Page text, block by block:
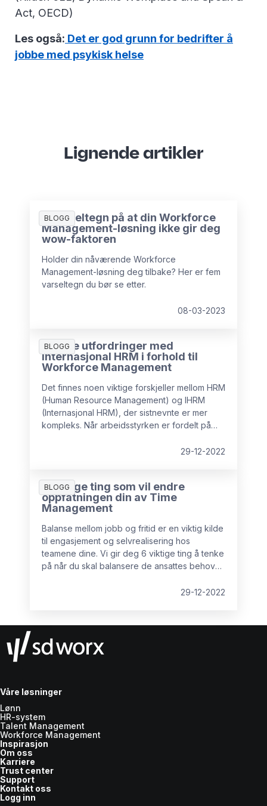
Act, OECD)
Les også: Det er god grunn for bedrifter å
jobbe med psykisk helse
Lignende artikler
BLOGG
5 varseltegn på at din Workforce
Management-løsning ikke gir deg
wow-faktoren
Holder din nåværende Workforce
Management-løsning deg tilbake? Her er fem
varseltegn du bør se etter.
08-03-2023
BLOGG
Viktige utfordringer med
Internasjonal HRM i forhold til
Workforce Management
Det finnes noen viktige forskjeller mellom HRM
(Human Resource Management) og IHRM
(Internasjonal HRM), der sistnevnte er mer
kompleks. Når arbeidsstyrken er fordelt på
annen kontekst, stilles det ytterligere krav til
måte.
29-12-2022
BLOGG
6 viktige ting som vil endre
oppfatningen din av Time
Management
Balanse mellom jobb og fritid er en viktig kilde
til engasjement og selvrealisering hos
teamene dine. Vi gir deg 6 viktige ting å tenke
på når du skal balansere de ansattes behov
29-12-2022
Våre løsninger
Lønn
HR-system
Talent Management
Workforce Management
Inspirasjon
Om oss
Karriere
Trust center
Support
Kontakt oss
Logg inn